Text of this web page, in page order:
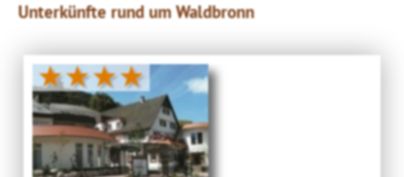
Unterkünfte rund um Waldbronn
★★★★